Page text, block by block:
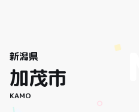
新潟県
加茂市
KAMO